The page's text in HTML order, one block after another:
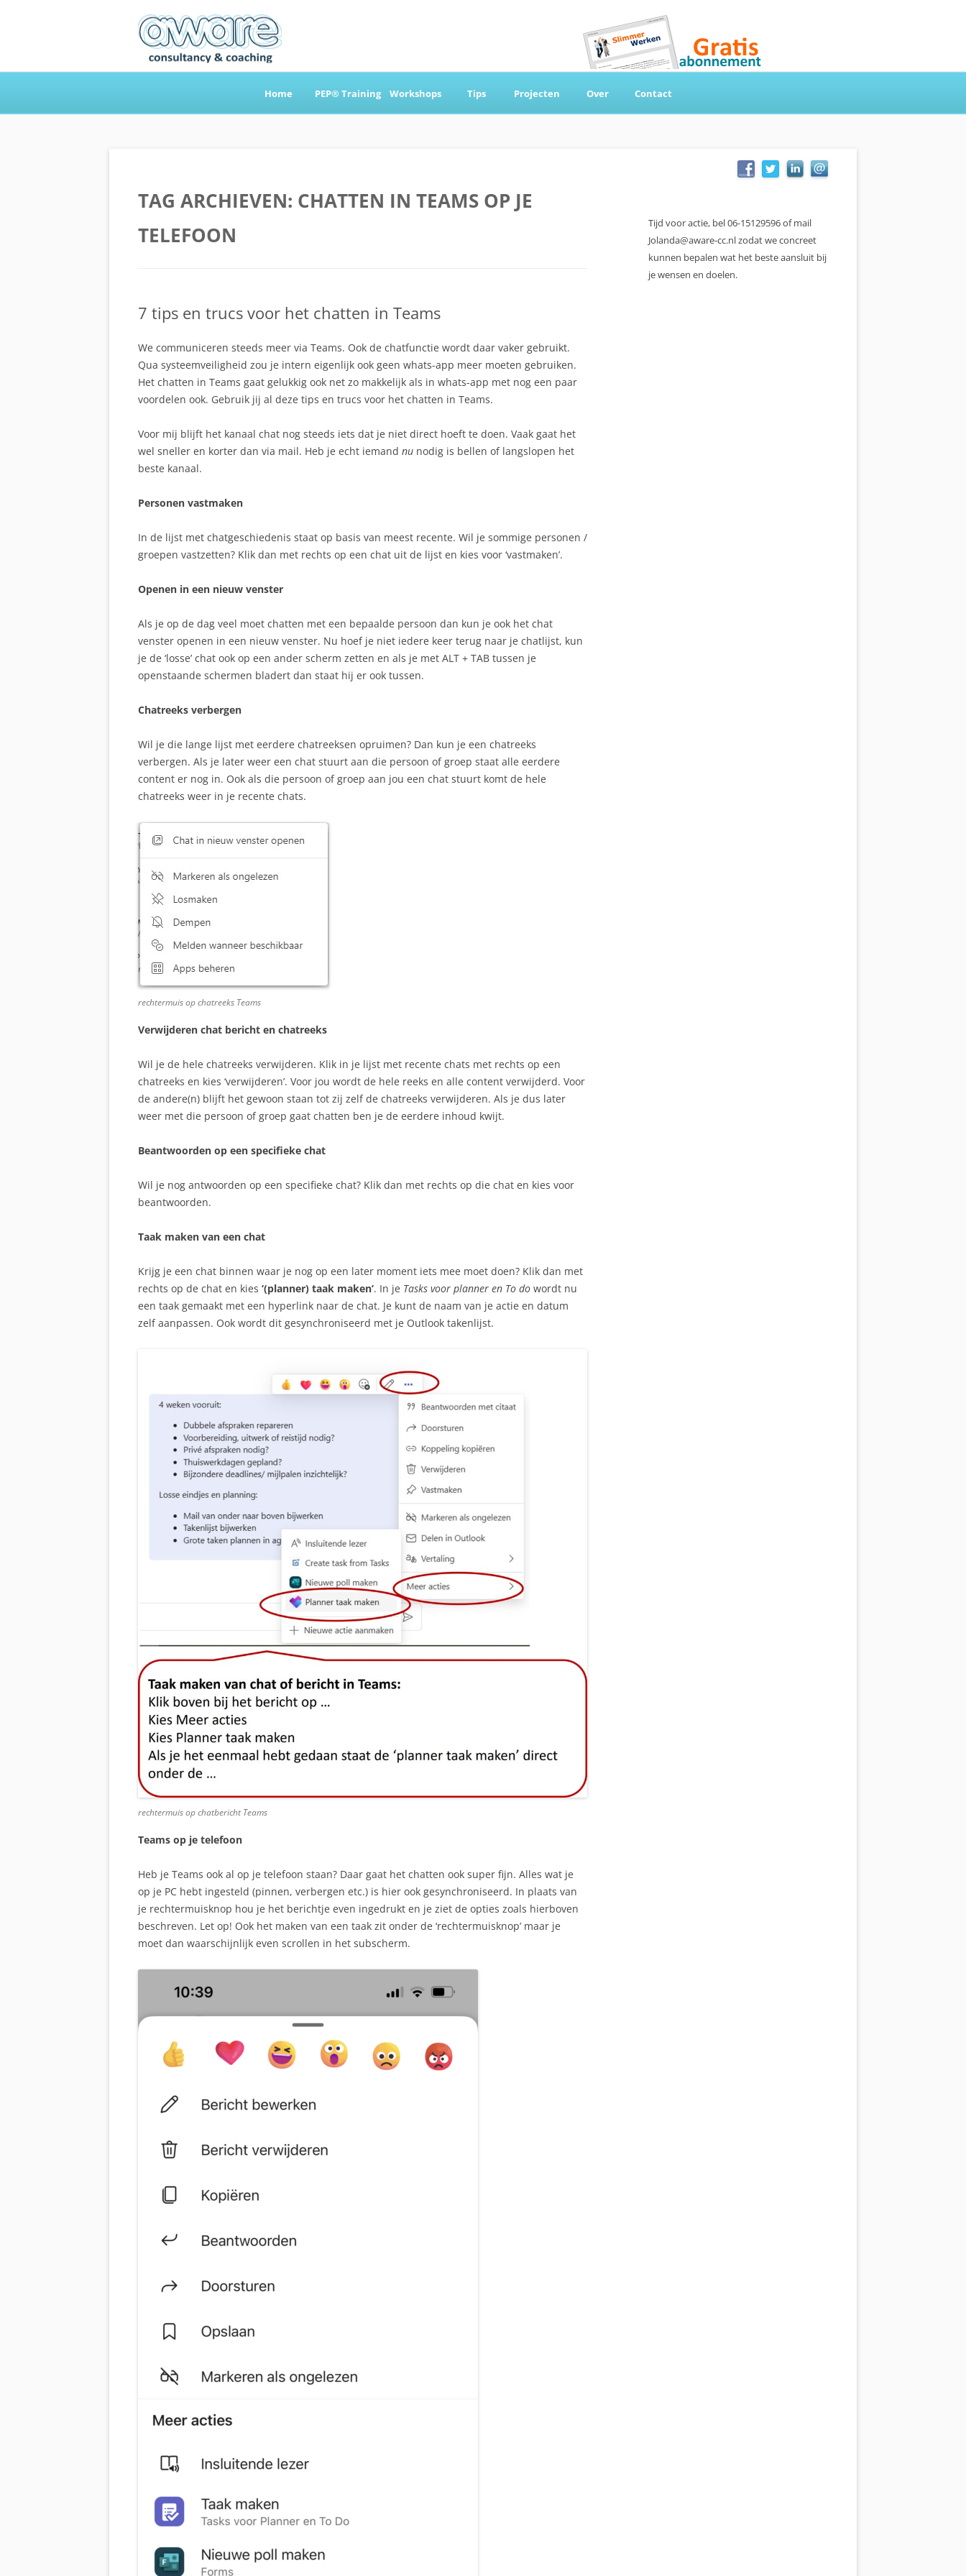
Ga
de
Home PEP® Training Workshops Tips Projecten Over Contact
TAG ARCHIEVEN: CHATTEN IN TEAMS OP JE
TELEFOON
7 tips en trucs voor het chatten in Teams
We communiceren steeds meer via Teams. Ook de chatfunctie wordt daar vaker gebruikt.
Qua systeemveiligheid zou je intern eigenlijk ook geen whats-app meer moeten gebruiken.
Het chatten in Teams gaat gelukkig ook net zo makkelijk als in whats-app met nog een paar
voordelen ook. Gebruik jij al deze tips en trucs voor het chatten in Teams.
Voor mij blijft het kanaal chat nog steeds iets dat je niet direct hoeft te doen. Vaak gaat het
wel sneller en korter dan via mail. Heb je echt iemand nu nodig is bellen of langslopen het
beste kanaal.
Personen vastmaken
In de lijst met chatgeschiedenis staat op basis van meest recente. Wil je sommige personen /
groepen vastzetten? Klik dan met rechts op een chat uit de lijst en kies voor ‘vastmaken’.
Openen in een nieuw venster
Als je op de dag veel moet chatten met een bepaalde persoon dan kun je ook het chat
venster openen in een nieuw venster. Nu hoef je niet iedere keer terug naar je chatlijst, kun
je de ‘losse’ chat ook op een ander scherm zetten en als je met ALT + TAB tussen je
openstaande schermen bladert dan staat hij er ook tussen.
Chatreeks verbergen
Wil je die lange lijst met eerdere chatreeksen opruimen? Dan kun je een chatreeks
verbergen. Als je later weer een chat stuurt aan die persoon of groep staat alle eerdere
content er nog in. Ook als die persoon of groep aan jou een chat stuurt komt de hele
chatreeks weer in je recente chats.
rechtermuis op chatreeks Teams
Verwijderen chat bericht en chatreeks
Wil je de hele chatreeks verwijderen. Klik in je lijst met recente chats met rechts op een
chatreeks en kies ‘verwijderen’. Voor jou wordt de hele reeks en alle content verwijderd. Voor
de andere(n) blijft het gewoon staan tot zij zelf de chatreeks verwijderen. Als je dus later
weer met die persoon of groep gaat chatten ben je de eerdere inhoud kwijt.
Beantwoorden op een specifieke chat
Wil je nog antwoorden op een specifieke chat? Klik dan met rechts op die chat en kies voor
beantwoorden.
Taak maken van een chat
Krijg je een chat binnen waar je nog op een later moment iets mee moet doen? Klik dan met
rechts op de chat en kies ‘(planner) taak maken’. In je Tasks voor planner en To do wordt nu
een taak gemaakt met een hyperlink naar de chat. Je kunt de naam van je actie en datum
zelf aanpassen. Ook wordt dit gesynchroniseerd met je Outlook takenlijst.
rechtermuis op chatbericht Teams
Teams op je telefoon
Heb je Teams ook al op je telefoon staan? Daar gaat het chatten ook super fijn. Alles wat je
op je PC hebt ingesteld (pinnen, verbergen etc.) is hier ook gesynchroniseerd. In plaats van
je rechtermuisknop hou je het berichtje even ingedrukt en je ziet de opties zoals hierboven
beschreven. Let op! Ook het maken van een taak zit onder de ‘rechtermuisknop’ maar je
moet dan waarschijnlijk even scrollen in het subscherm.
Tijd voor actie, bel 06-15129596 of mail
Jolanda@aware-cc.nl zodat we concreet
kunnen bepalen wat het beste aansluit bij
je wensen en doelen.